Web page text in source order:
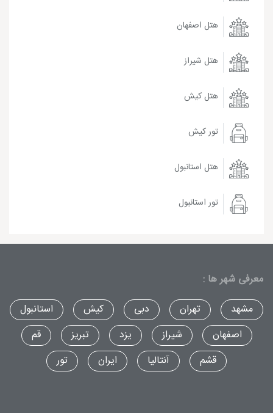
هتل اصفهان
هتل شیراز
هتل کیش
تور کیش
هتل استانبول
تور استانبول
معرفی شهر ها :
مشهد
تهران دبی کیش
استانبول
اصفهان
شیراز یزد تبریز
قم
قشم
آنتالیا ایران تور